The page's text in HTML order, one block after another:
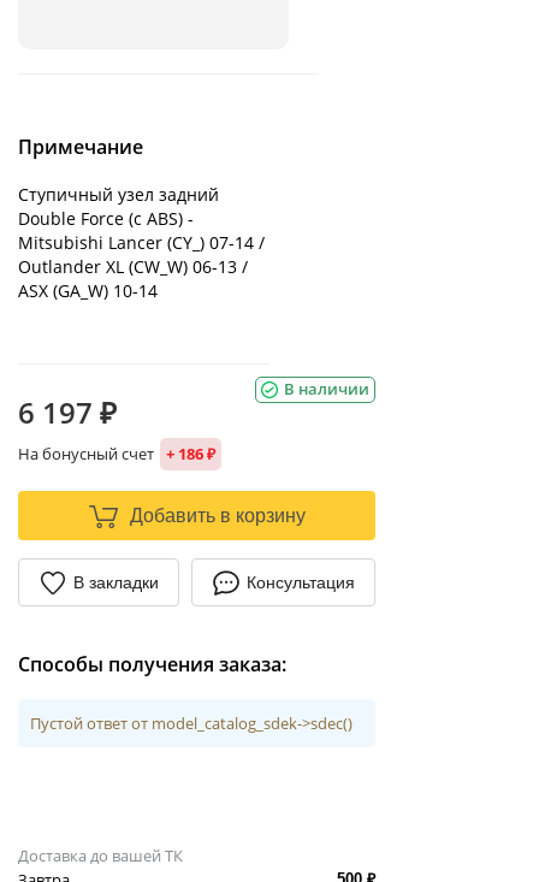
Примечание
Ступичный узел задний
Double Force (с ABS) -
Mitsubishi Lancer (CY_) 07-14 /
Outlander XL (CW_W) 06-13 /
ASX (GA_W) 10-14
В наличии
6 197 ₽
На бонусный счет + 186 ₽
Добавить в корзину
В закладки Консультация
Способы получения заказа:
Пустой ответ от model_catalog_sdek->sdec()
Доставка до вашей ТК